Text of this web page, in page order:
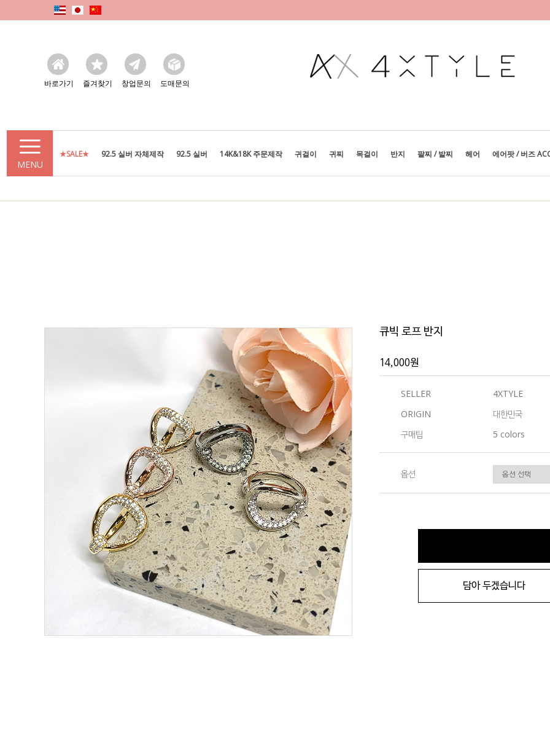
바로가기 즐겨찾기 창업문의 도매문의
MENU
★SALE★ 92.5 실버 자체제작 92.5 실버 14K&18K 주문제작 귀걸이 귀찌 목걸이 반지 팔찌 / 발찌 헤어 에어팟 / 버즈
큐빅 로프 반지
14,000원
SELLER
4XTYLE
ORIGIN
대한민국
구매팁
5 colors
옵션
담아 두겠습니다